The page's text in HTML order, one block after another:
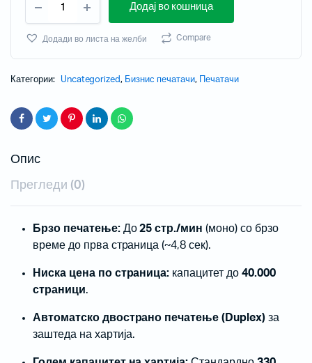
Додај во кошница
Додади во листа на желби Compare
Категории: Uncategorized, Бизнис печатачи, Печатачи
Опис
Прегледи (0)
Брзо печатење:До25 стр./мин (моно) со брзо
време до прва страница (~4,8 сек).
Ниска цена по страница: капацитет до 40.000
страници.
Автоматско двострано печатење (Duplex) за
заштеда на хартија.